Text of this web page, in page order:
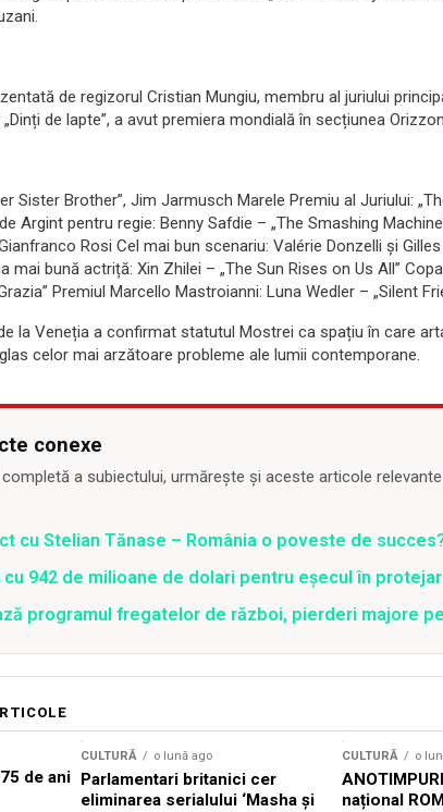
de regizorul Cristian Mungiu, membru al juriului
de lapte”, a avut premiera mondială în secțiunea
Sister Brother”, Jim Jarmusch Marele Premiu al Juriului:
Argint pentru regie: Benny Safdie – „The Smashing
Rosi Cel mai bun scenariu: Valérie Donzelli și
mai bună actriță: Xin Zhilei – „The Sun Rises on Us All”
Premiul Marcello Mastroianni: Luna Wedler – „Silent
la Veneția a confirmat statutul Mostrei ca spațiu în care
celor mai arzătoare probleme ale lumii contemporane.
conexe
a subiectului, urmărește și aceste articole
cu Stelian Tănase – România o poveste de
cu 942 de milioane de dolari pentru eșecul în
programul fregatelor de război, pierderi majore
de ani
CULTURĂ o lună ago
Parlamentari britanici cer
eliminarea serialului ‘Masha și
CULTURĂ o
național